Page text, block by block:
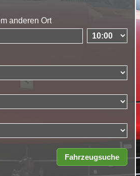
anderen Ort